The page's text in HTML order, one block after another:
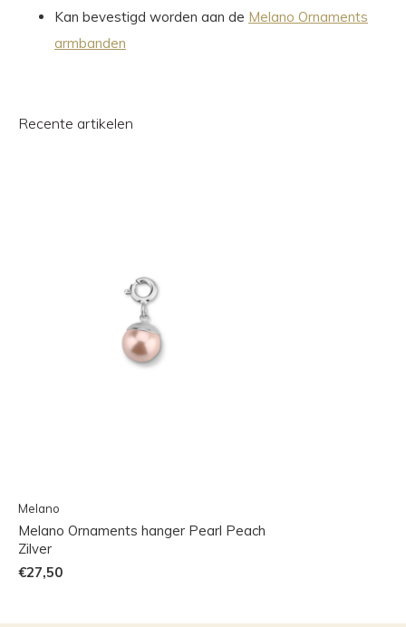
Kan bevestigd worden aan de Melano Ornaments
armbanden
Recente artikelen
Melano
Melano Ornaments hanger Pearl Peach
Zilver
€27,50